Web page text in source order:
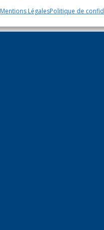
Mentions LégalesPolitique de